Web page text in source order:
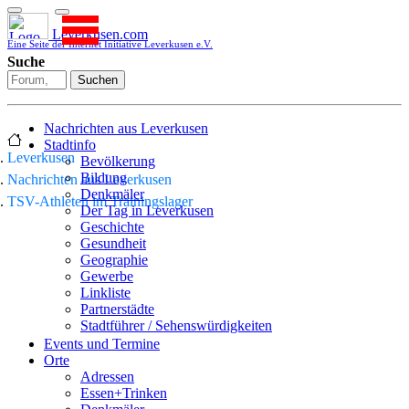
Leverkusen.com
Eine Seite der Internet Initiative Leverkusen e.V.
Suche
Suchen
Nachrichten aus Leverkusen
Stadtinfo
Bevölkerung
Bildung
Denkmäler
Der Tag in Leverkusen
Geschichte
Gesundheit
Geographie
Gewerbe
Linkliste
Partnerstädte
Stadtführer / Sehenswürdigkeiten
Stadtplan
Sport
Who is who
Events und Termine
Orte
Adressen
Essen+Trinken
Leverkusen
Nachrichten aus Leverkusen
TSV-Athleten im Trainingslager